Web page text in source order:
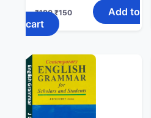
₹180 ₹150
Add to
cart